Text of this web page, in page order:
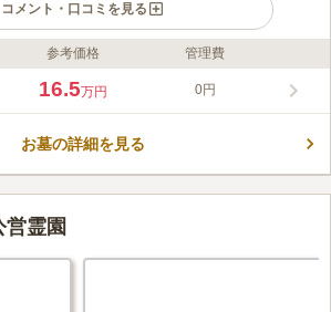
コメント・口コミを見る
ント
徒歩約13分の閑静な住宅街に、屋内型の「納骨堂
を大切にするブック型スタンドが特徴です。ペット
価されていません。
参考価格 管理費
16.5万円 0円
お墓の詳細を見る
営霊園